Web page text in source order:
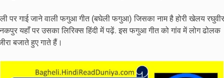
पर गाई जाने वाली फगुआ गीत (बघेली फगुआ) जिसका नाम है होरी खेलय
यहाँ पर उसका लिरिक्स हिंदी में पढ़ें. इस फगुआ गीत को गांव में लोग ढोलक
बजाते हुए गाते हैं।